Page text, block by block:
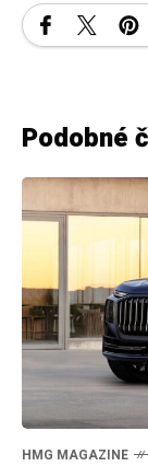
Podobné
HMG MAGAZINE